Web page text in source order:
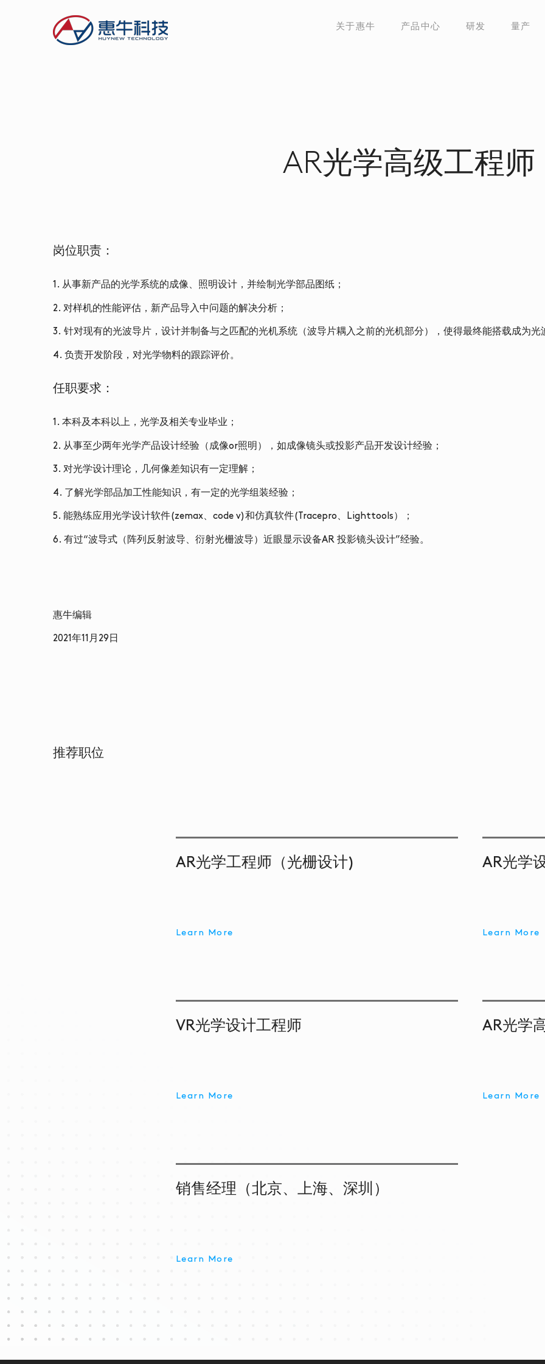
关于惠牛 产品中心 研发 量产
AR光学高级工程师
岗位职责：
1. 从事新产品的光学系统的成像、照明设计，并绘制光学部品图纸；
2. 对样机的性能评估，新产品导入中问题的解决分析；
3. 针对现有的光波导片，设计并制备与之匹配的光机系统（波导片耦入之前的光机部分），使得最终能搭载成为光
4. 负责开发阶段，对光学物料的跟踪评价。
任职要求：
1. 本科及本科以上，光学及相关专业毕业；
2. 从事至少两年光学产品设计经验（成像or照明），如成像镜头或投影产品开发设计经验；
3. 对光学设计理论，几何像差知识有一定理解；
4. 了解光学部品加工性能知识，有一定的光学组装经验；
5. 能熟练应用光学设计软件(zemax、code v)和仿真软件(Tracepro、Lighttools）；
6. 有过“波导式（阵列反射波导、衍射光栅波导）近眼显示设备AR 投影镜头设计”经验。
惠牛编辑
2021年11月29日
推荐职位
AR光学工程师（光栅设计)
Learn More
VR光学设计工程师
Learn More
销售经理（北京、上海、深圳）
Learn More
AR光学
Learn More
AR光学
Learn More